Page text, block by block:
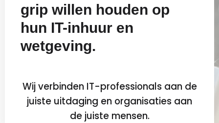
grip willen houden op
hun IT-inhuur en
wetgeving.
Wij verbinden IT-professionals aan de
juiste uitdaging en organisaties aan
de juiste mensen.